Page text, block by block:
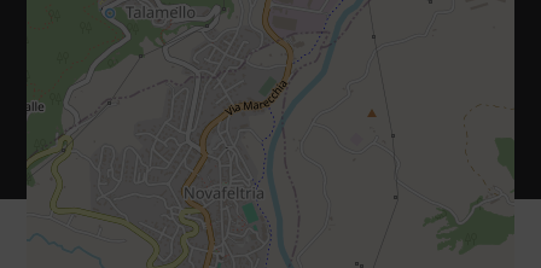
P.IVA 01073470419
Privacy policy
Cookie policy
Diritti riservati 2025 - 2026
Sito realizzato da IDlab